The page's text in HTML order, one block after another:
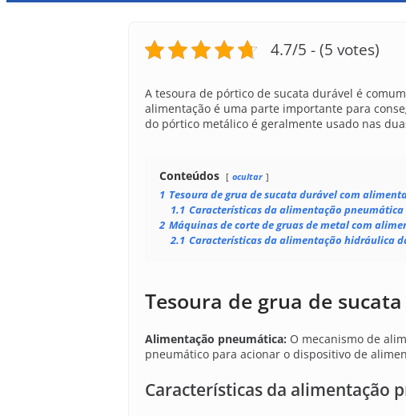
4.7/5 - (5 votes)
A tesoura de pórtico de sucata durável é
alimentação é uma parte importante para
do pórtico metálico é geralmente usado nas
Conteúdos ocultar
1 Tesoura de grua de sucata durável com
1.1 Características da alimentação
2 Máquinas de corte de gruas de metal com
2.1 Características da alimentação hidráulica
Tesoura de grua de
Alimentação pneumática: O mecanismo de
pneumático para acionar o dispositivo de
Características da alimentação